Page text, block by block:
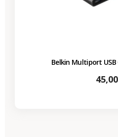
Belkin Multiport
Preis